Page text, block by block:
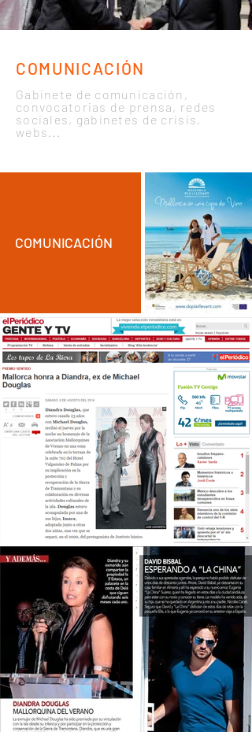
COMUNICACIÓN
Gabinete de comunicación,
convocatorias de prensa, redes
sociales, gabinetes de crisis,
webs...
COMUNICACIÓN